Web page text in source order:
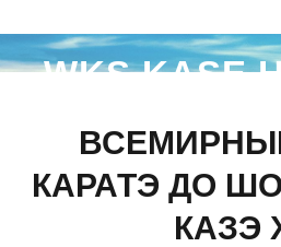
WKS KASE
КАРАТЭ ДО
КАЗЭ